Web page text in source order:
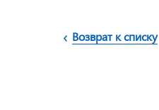
Возврат к списку